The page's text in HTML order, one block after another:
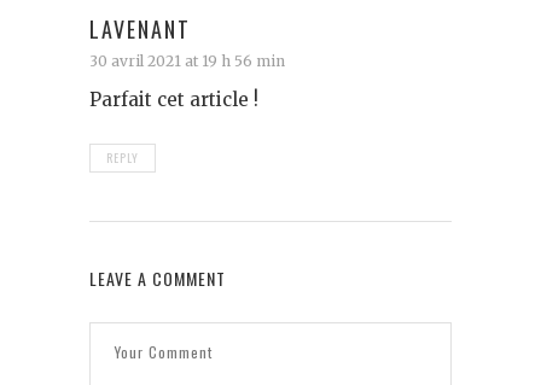
LAVENANT
30 avril 2021 at 19 h 56 min
Parfait cet article !
REPLY
LEAVE A COMMENT